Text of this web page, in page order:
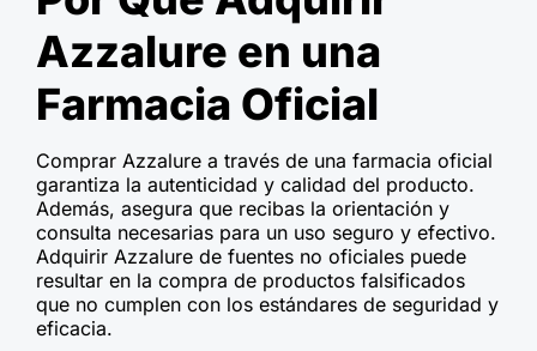
Azzalure en una
Farmacia Oficial
Comprar Azzalure a través de una farmacia oficial
garantiza la autenticidad y calidad del producto.
Además, asegura que recibas la orientación y
consulta necesarias para un uso seguro y efectivo.
Adquirir Azzalure de fuentes no oficiales puede
resultar en la compra de productos falsificados
que no cumplen con los estándares de seguridad y
eficacia.